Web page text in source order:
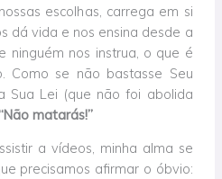
escolhas, carrega em si
dá vida e nos ensina desde a
ninguém nos instrua, o que é
se não bastasse Seu
Sua Lei (que não foi abolida
matarás!”
a vídeos, minha alma se
precisamos afirmar o óbvio: